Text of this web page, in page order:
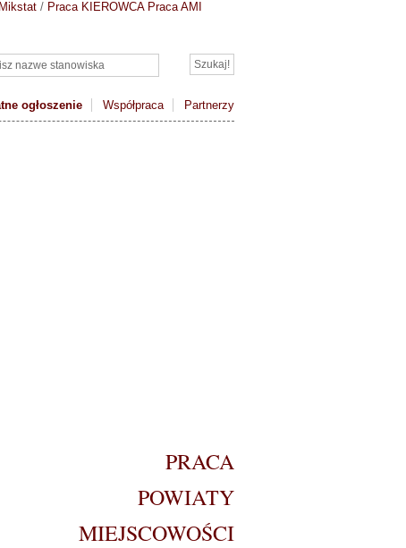
ogłoszenie Współpraca Partnerzy
/ Praca KIEROWCA Praca AMI
PRACA
POWIATY
MIEJSCOWOŚCI